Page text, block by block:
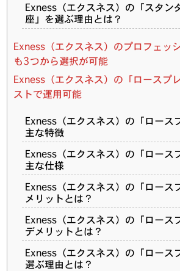
Exness（エクスネス）の「スタン
座」を選ぶ理由とは？
Exness（エクスネス）のプロフェッ
も3つから選択が可能
Exness（エクスネス）の「ロースプ
ストで運用可能
Exness（エクスネス）の「ロース
主な特徴
Exness（エクスネス）の「ロース
主な仕様
Exness（エクスネス）の「ロース
メリットとは？
Exness（エクスネス）の「ロース
デメリットとは？
Exness（エクスネス）の「ロース
選ぶ理由とは？